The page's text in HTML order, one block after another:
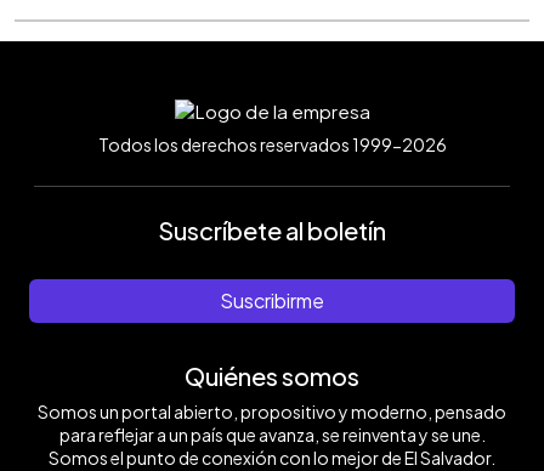
Todos los derechos reservados 1999-2026
Suscríbete al boletín
Suscribirme
Quiénes somos
Somos un portal abierto, propositivo y moderno, pensado
para reflejar a un país que avanza, se reinventa y se une.
Somos el punto de conexión con lo mejor de El Salvador.